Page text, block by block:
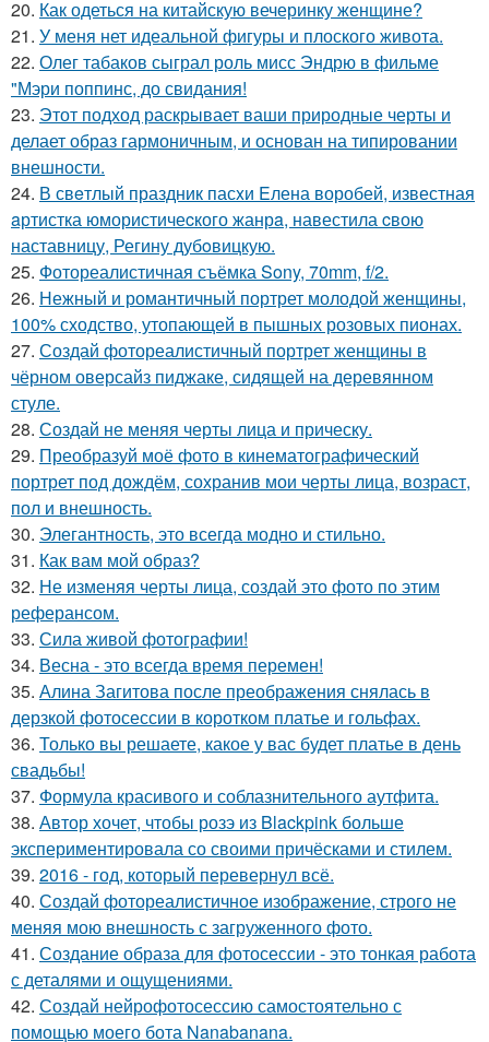
20. Как одеться на китайскую вечеринку женщине?
21. У меня нет идеальной фигуры и плоского живота.
22. Олег табаков сыграл роль мисс Эндрю в фильме
"Мэри поппинс, до свидания!
23. Этот подход раскрывает ваши природные черты и
делает образ гармоничным, и основан на типировании
внешности.
24. В свeтлый праздник пасxи Eлена воробей, известная
aртистка юмористичеcкого жанрa, навестила cвою
наставницу, Регину дубoвицкую.
25. Фотореалистичная съёмка Sony, 70mm, f/2.
26. Нежный и романтичный портрет молодой женщины,
100% сходство, утопающей в пышных розовых пионах.
27. Создай фотореалистичный портрет женщины в
чёрном оверсайз пиджаке, сидящей на деревянном
стуле.
28. Создай не меняя черты лица и прическу.
29. Преобразуй моё фото в кинематографический
портрет под дождём, сохранив мои черты лица, возраст,
пол и внешность.
30. Элегантность, это всегда модно и стильно.
31. Как вам мой образ?
32. Не изменяя черты лица, создай это фото по этим
реферансом.
33. Сила живой фотографии!
34. Весна - это всегда время перемен!
35. Алина Загитова после преображения снялась в
дерзкой фотосессии в коротком платье и гольфах.
36. Только вы решаете, какое у вас будет платье в день
свадьбы!
37. Формула красивого и соблазнительного аутфита.
38. Автор хочет, чтобы розэ из Blackpink больше
экспериментировала со своими причёсками и стилем.
39. 2016 - год, который перевернул всё.
40. Создай фотореалистичное изображение, строго не
меняя мою внешность с загруженного фото.
41. Создание образа для фотосессии - это тонкая работа
с деталями и ощущениями.
42. Создай нейрофотосессию самостоятельно с
помощью моего бота Nanabanana.